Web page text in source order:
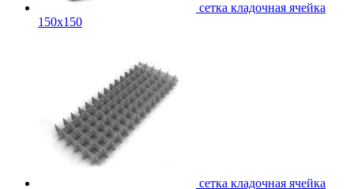
сетка кладочная ячейка
150x150
сетка кладочная ячейка